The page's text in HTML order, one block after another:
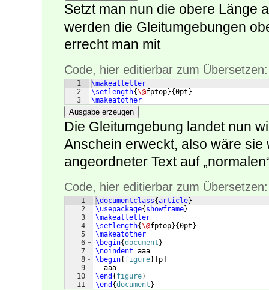
Setzt man nun die obere Länge
werden die Gleitumgebungen
errecht man mit
Code, hier editierbar zum Übersetzen:
1
2
3
\makeatletter
\setlength{\@fptop}{0pt }
\makeatother
Ausgabe erzeugen
Die Gleitumgebung landet nun
Anschein erweckt, also wäre
angeordneter Text auf
Code, hier editierbar zum Übersetzen:
1
2
3
4
5
6
7
8
9
10
11
\documentclass{article}
\usepackage{ showframe}
\makeatletter
\setlength{\@fptop}{0pt }
\makeatother
\begin{document }
\noindent aaa
\begin{ figure} p
  aaa
\end { figure}
\end {document }